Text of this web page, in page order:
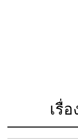
เรื่